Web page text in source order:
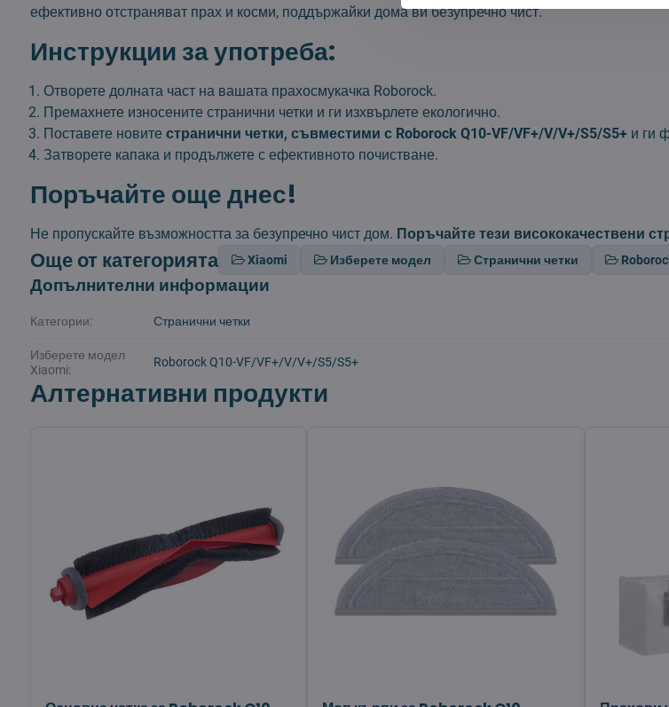
ефективно отстраняват прах и косми, поддържайки дома ви безупречно чист.
Инструкции за употреба:
Отворете долната част на вашата прахосмукачка Roborock.
Премахнете износените странични четки и ги изхвърлете екологично.
Поставете новите странични четки, съвместими с Roborock Q10-VF/VF+/V/V+/S5/S5+и ги
Затворете капака и продължете с ефективното почистване.
Поръчайте още днес!
Не пропускайте възможността за безупречно чист дом. Поръчайте тези висококачествени
Още от категорията Xiaomi Изберете модел Странични четки
Допълнителни информации
Категории: Странични четки
Изберете модел
Xiaomi:
Roborock Q10-VF/VF+/V/V+/S5/S5+
Алтернативни продукти